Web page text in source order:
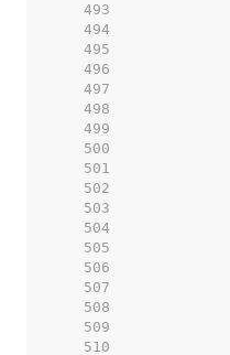
   493
   494
   495
   496
   497
   498
   499
   500
   501
   502
   503
   504
   505
   506
   507
   508
   509
   510